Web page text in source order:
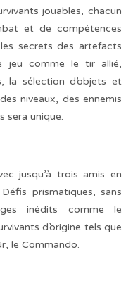
jouables, chacun
et de compétences
secrets des artefacts
jeu comme le tir allié,
la sélection d’objets et
niveaux, des ennemis
sera unique.
jusqu’à trois amis en
prismatiques, sans
inédits comme le
d’origine tels que
le Commando.